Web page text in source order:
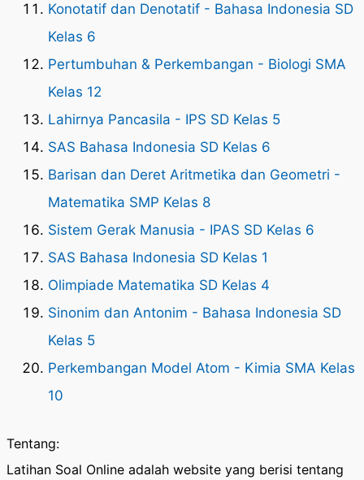
Konotatif dan Denotatif - Bahasa Indonesia SD
Kelas 6
Pertumbuhan & Perkembangan - Biologi SMA
Kelas 12
Lahirnya Pancasila - IPS SD Kelas 5
SAS Bahasa Indonesia SD Kelas 6
Barisan dan Deret Aritmetika dan Geometri -
Matematika SMP Kelas 8
Sistem Gerak Manusia - IPAS SD Kelas 6
SAS Bahasa Indonesia SD Kelas 1
Olimpiade Matematika SD Kelas 4
Sinonim dan Antonim - Bahasa Indonesia SD
Kelas 5
Perkembangan Model Atom - Kimia SMA Kelas
10
Tentang:
Latihan Soal Online adalah website yang berisi tentang